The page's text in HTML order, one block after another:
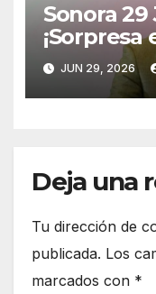
Sonora 29
rumbo a
entra de
carrera en
JUN 29, 2026
Deja una
Tu dirección de
publicada. Los
marcados con *